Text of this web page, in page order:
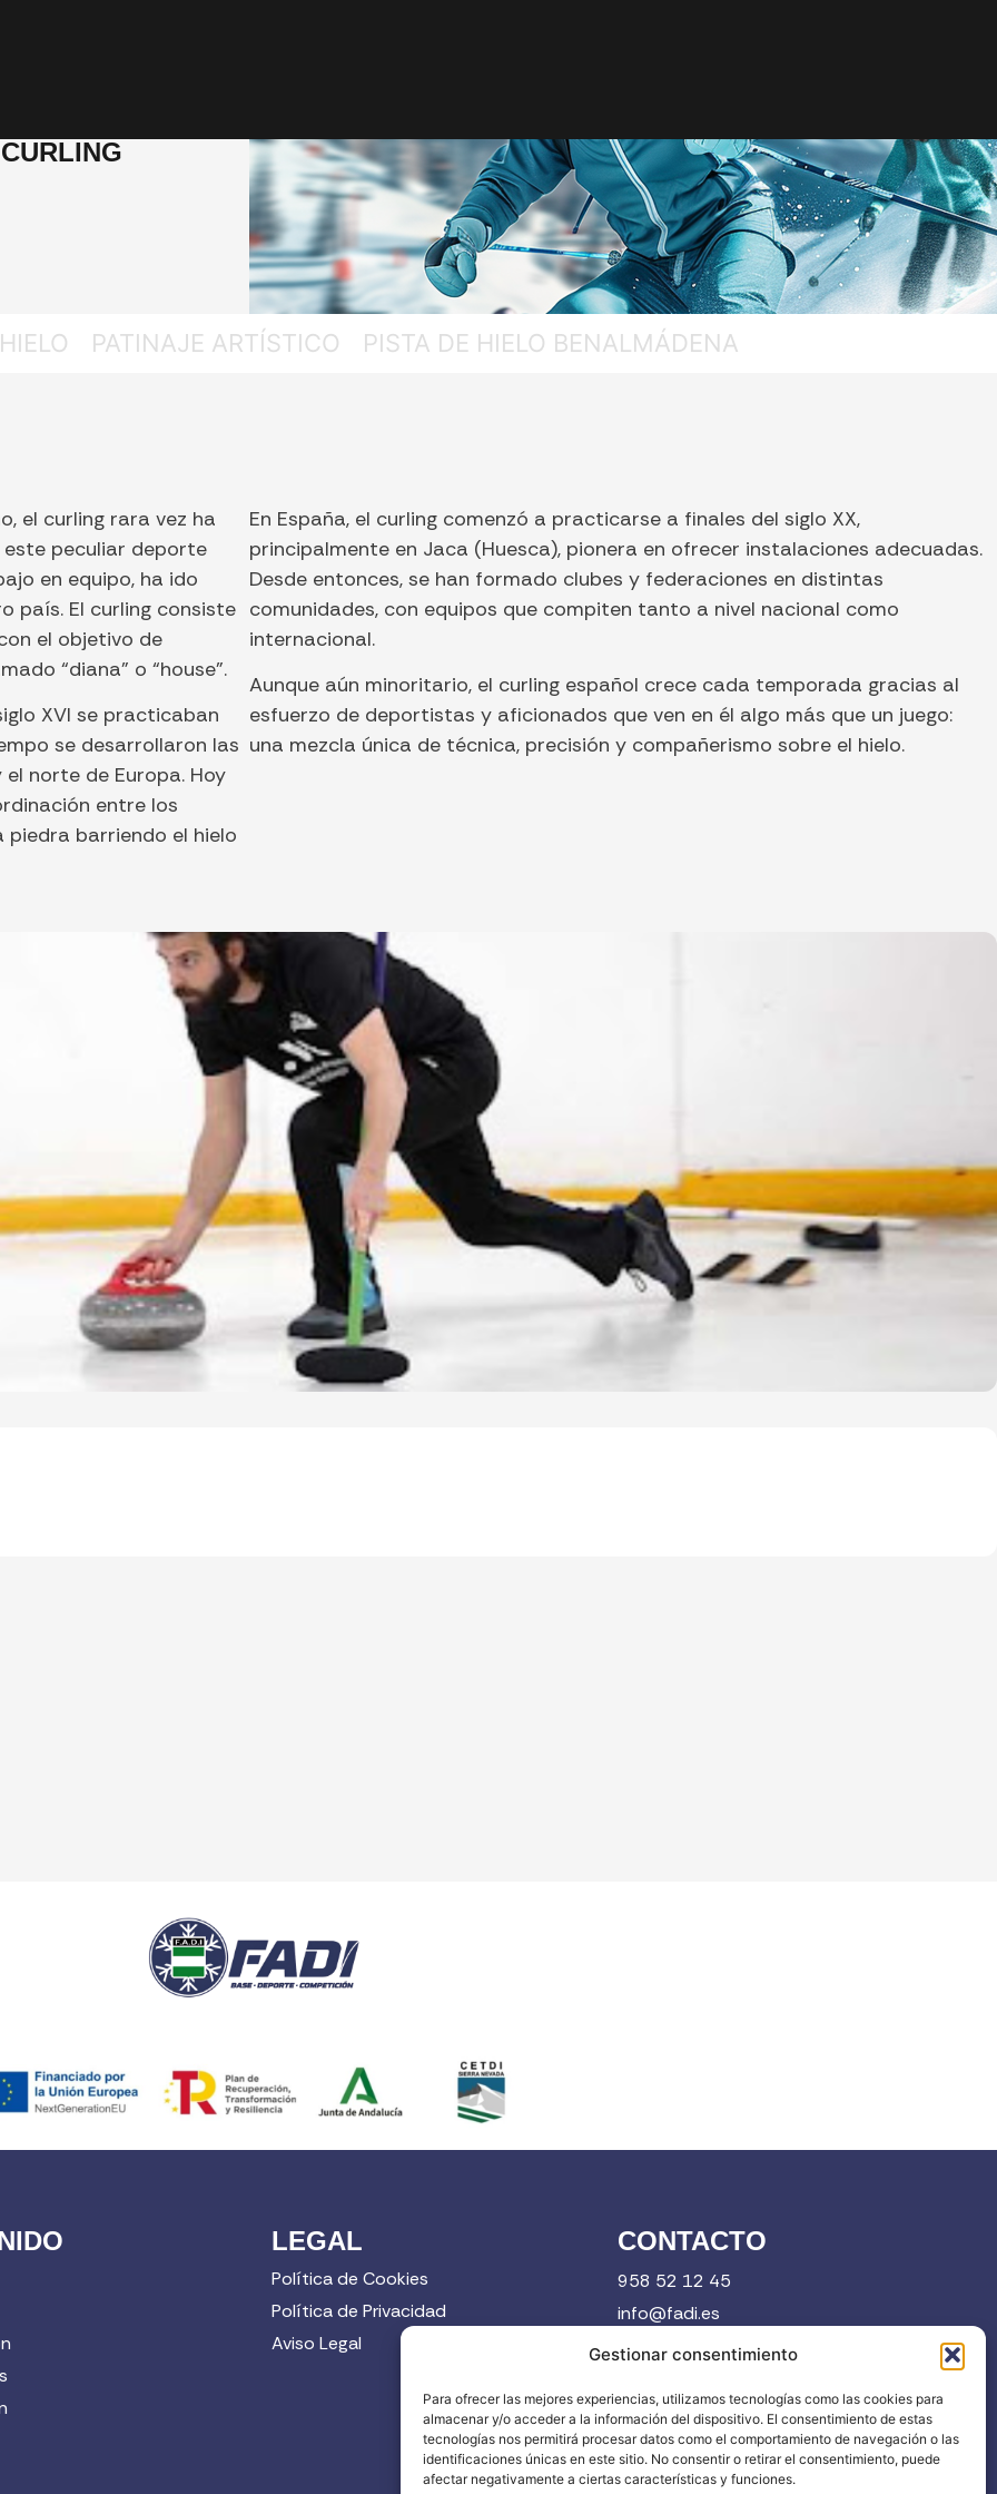
Gestionar consentimiento
Para ofrecer las mejores experiencias, utilizamos tecnologías como las cookies para
almacenar y/o acceder a la información del dispositivo. El consentimiento de estas
tecnologías nos permitirá procesar datos como el comportamiento de navegación o las
identificaciones únicas en este sitio. No consentir o retirar el consentimiento, puede
afectar negativamente a ciertas características y funciones.
CURLING
PATINAJE ARTÍSTICO PISTA DE HIELO BENALMÁDENA
el curling rara vez ha
este peculiar deporte
en equipo, ha ido
país. El curling consiste
el objetivo de
“diana” o “house”.
XVI se practicaban
se desarrollaron las
norte de Europa. Hoy
entre los
barriendo el hielo
En España, el curling comenzó a practicarse a finales del siglo XX,
principalmente en Jaca (Huesca), pionera en ofrecer instalaciones adecuadas.
Desde entonces, se han formado clubes y federaciones en distintas
comunidades, con equipos que compiten tanto a nivel nacional como
internacional.
Aunque aún minoritario, el curling español crece cada temporada gracias al
esfuerzo de deportistas y aficionados que ven en él algo más que un juego:
una mezcla única de técnica, precisión y compañerismo sobre el hielo.
LEGAL
Política de Cookies
Política de Privacidad
Aviso Legal
CONTACTO
958 52 12 45
info@fadi.es
C/ Carmen de Burgos, 14, 18008 Granada
Contacta